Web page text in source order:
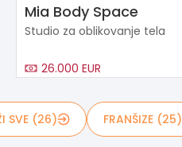
Mia Body Space
Studio za oblikovanje tela
26.000 EUR
SVE (26) FRANŠIZE (25)